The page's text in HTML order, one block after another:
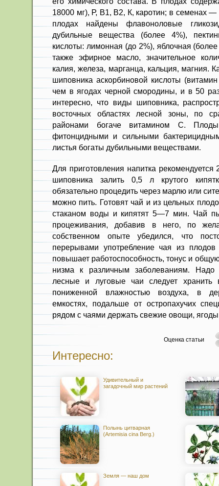
18000 мг), Р, В1, В2, К, каротин; в семенах
плодах найдены флавоноловые
дубильные вещества (более 4%),
кислоты: лимонная (до 2%), яблочная
также эфирное масло, значительное
калия, железа, марганца, кальция, магния.
шиповника аскор­биновой кислоты
чем в ягодах черной смородины, и в 50
интересно, что виды шиповника,
восточных областях лесной зоны, по
районами богаче витамином С.
фитонцидными и силь­ными
листья бо­гаты дубильными веществами.
Для приготовления напитка рекомендуется
шиповника залить 0,5 л крутого
обязательно процедить через марлю или
можно пить. Готовят чай и из цельных
стаканом воды и кипятят 5—7 мин. Чай
процеживания, добавив в него, по
собственном опыте убедился, что
перерывами употребление чая из плодов
повышает рабо­тоспособность, тонус и
низма к различным заболеваниям. Надо
лесные и луговые чаи следует
пониженной влажностью воздуха, в
емкостях, подальше от остро­пахучих
рядом с чаями дер­жать свежие овощи, ягоды
Оценка статьи
Интересно:
Удивительный и
загадочный мир растений
Полынь цитварная
(Artemisia cina Berg.)
Земля — наш дом